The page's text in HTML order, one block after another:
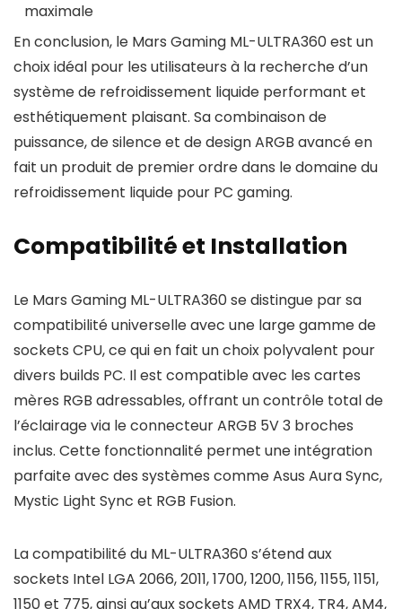
maximale
En conclusion, le Mars Gaming ML-ULTRA360 est un
choix idéal pour les utilisateurs à la recherche d’un
système de refroidissement liquide performant et
esthétiquement plaisant. Sa combinaison de
puissance, de silence et de design ARGB avancé en
fait un produit de premier ordre dans le domaine du
refroidissement liquide pour PC gaming.
Compatibilité et Installation
Le Mars Gaming ML-ULTRA360 se distingue par sa
compatibilité universelle avec une large gamme de
sockets CPU, ce qui en fait un choix polyvalent pour
divers builds PC. Il est compatible avec les cartes
mères RGB adressables, offrant un contrôle total de
l’éclairage via le connecteur ARGB 5V 3 broches
inclus. Cette fonctionnalité permet une intégration
parfaite avec des systèmes comme Asus Aura Sync,
Mystic Light Sync et RGB Fusion.
La compatibilité du ML-ULTRA360 s’étend aux
sockets Intel LGA 2066, 2011, 1700, 1200, 1156, 1155, 1151,
1150 et 775, ainsi qu’aux sockets AMD TRX4, TR4, AM4,